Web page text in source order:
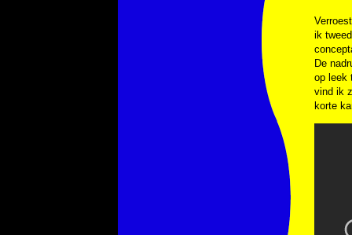
ik
De
op leek
vind ik
korte